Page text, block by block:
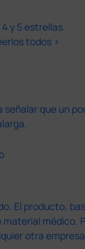
y 5 estrellas.
todos >
que un
El producto,
médico.
otra